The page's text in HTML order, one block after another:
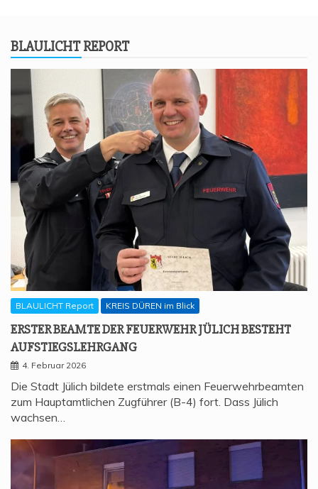
BLAU­LICHT REPORT
BLAULICHT Report KREIS DÜREN im Blick
ERS­TER BEAM­TE DER FEU­ER­WEHR JÜLICH BESTEHT
AUFSTIEGSLEHRGANG
4. Februar 2026
Die Stadt Jülich bildete erstmals einen Feuerwehrbeamten
zum Hauptamtlichen Zugführer (B-4) fort. Dass Jülich
wachsen…